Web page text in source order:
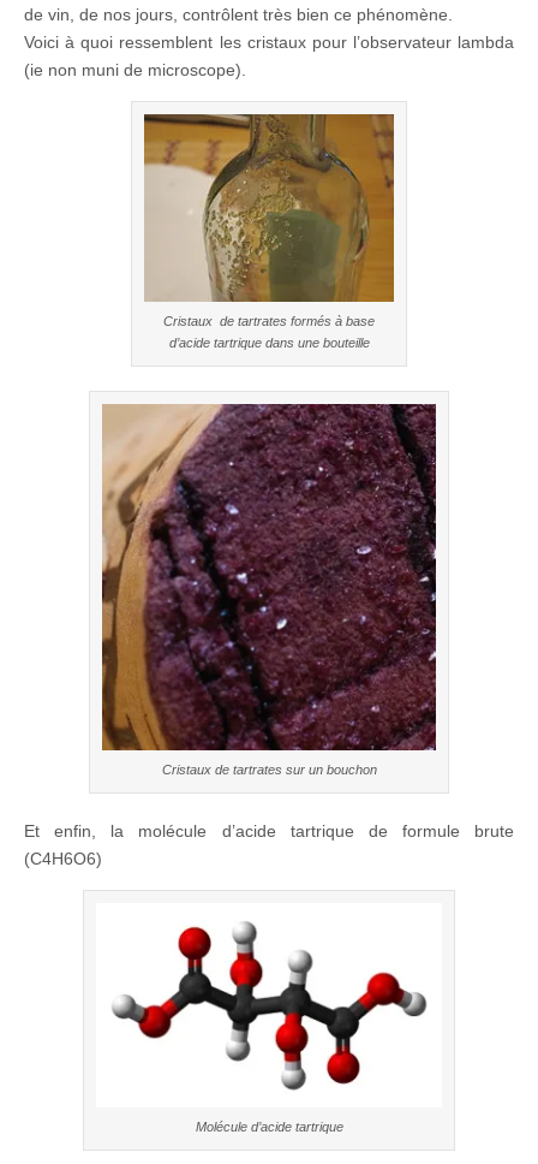
de vin, de nos jours, contrôlent très bien ce phénomène.
Voici à quoi ressemblent les cristaux pour l’observateur lambda
(ie non muni de microscope).
Cristaux de tartrates formés à base
d’acide tartrique dans une bouteille
Cristaux de tartrates sur un bouchon
Et enfin, la molécule d’acide tartrique de formule brute
(C4H6O6)
Molécule d’acide tartrique